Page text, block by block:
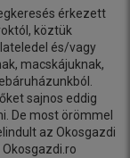
érkezett
köztük
és/vagy
macskájuknak,
sajnos eddig
De most örömmel
az Okosgazdi